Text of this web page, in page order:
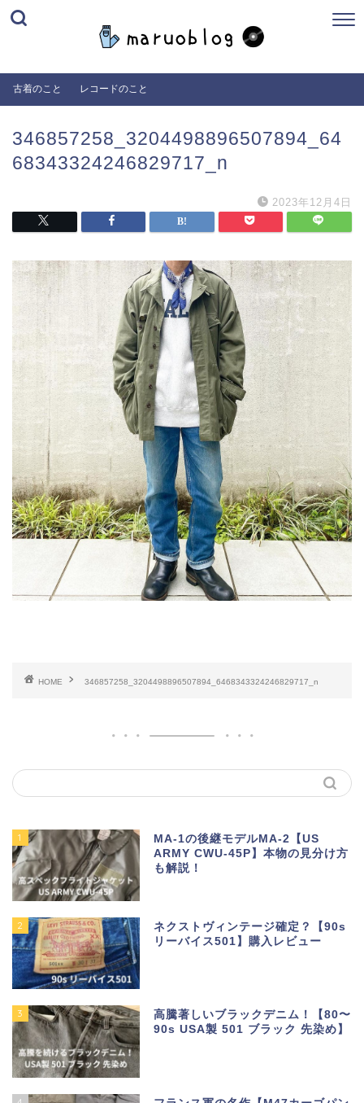
古着のこと レコードのこと
346857258_3204498896507894_64
68343324246829717_n
2023年12月4日
HOME 346857258_3204498896507894_6468343324246829717_n
1
MA-1の後継モデルMA-2【US
ARMY CWU-45P】本物の見分け方
も解説！
2
ネクストヴィンテージ確定？【90s
リーバイス501】購入レビュー
3
高騰著しいブラックデニム！【80〜
90s USA製 501 ブラック 先染め】